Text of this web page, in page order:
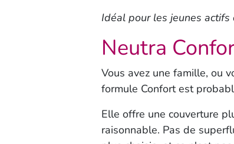
Idéal pour les jeunes
Neutra
Vous avez une famille, ou
formule Confortest
Elle offre une couverture
raisonnable. Pas de